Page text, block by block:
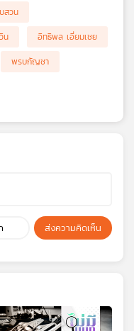
สวน
น
อิทธิพล เอี่ยมเชย
พรบกัญชา
ส่งความคิดเห็น